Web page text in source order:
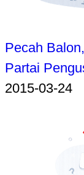
Pecah
Partai
2015-03-24